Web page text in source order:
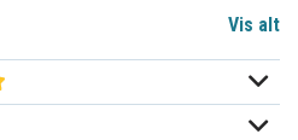
Vis alt